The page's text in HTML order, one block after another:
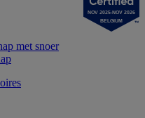
met snoer
NOV 2025-NOV 2026
BELGIUM